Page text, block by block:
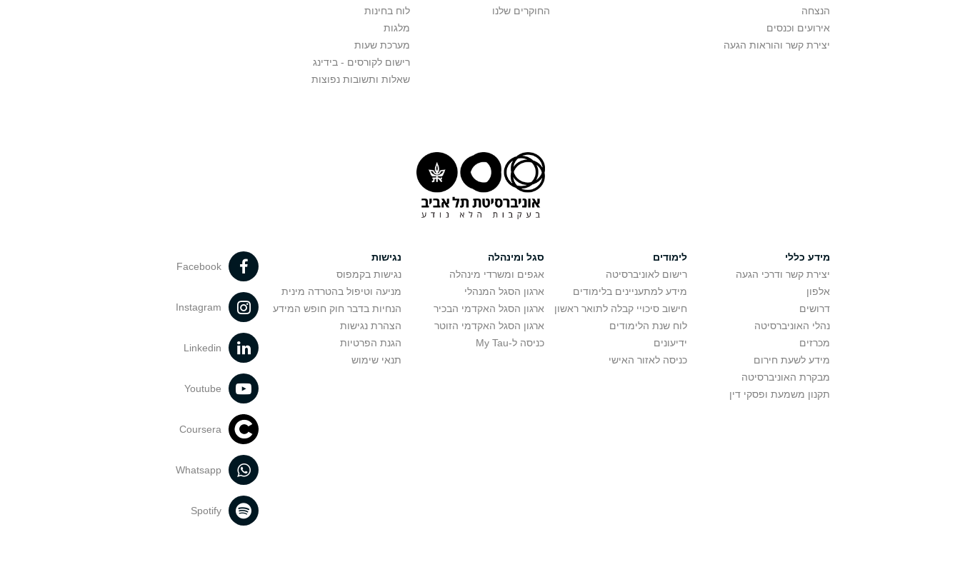
הנצחה
אירועים וכנסים
יצירת קשר והוראות הגעה
החוקרים שלנו
לוח בחינות
מלגות
מערכת שעות
רישום לקורסים - בידינג
שאלות ותשובות נפוצות
מידע כללי
יצירת קשר ודרכי הגעה
אלפון
דרושים
נהלי האוניברסיטה
מכרזים
מידע לשעת חירום
מבקרת האוניברסיטה
תקנון משמעת ופסקי דין
לימודים
רישום לאוניברסיטה
מידע למתעניינים בלימודים
חישוב סיכויי קבלה לתואר ראשון
לוח שנת הלימודים
ידיעונים
כניסה לאזור האישי
סגל ומינהלה
אגפים ומשרדי מינהלה
ארגון הסגל המנהלי
ארגון הסגל האקדמי הבכיר
ארגון הסגל האקדמי הזוטר
כניסה ל-My Tau
נגישות
נגישות בקמפוס
מניעה וטיפול בהטרדה מינית
הנחיות בדבר חוק חופש המידע
הצהרת נגישות
הגנת הפרטיות
תנאי שימוש
Facebook
Instagram
Linkedin
Youtube
Coursera
Whatsapp
Spotify